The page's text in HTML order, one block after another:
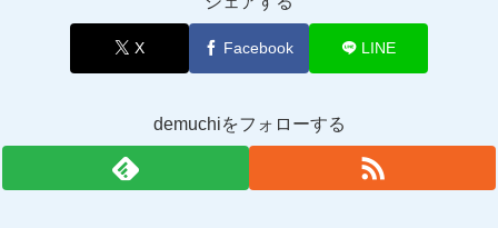
X Facebook LINE
demuchiをフォローする